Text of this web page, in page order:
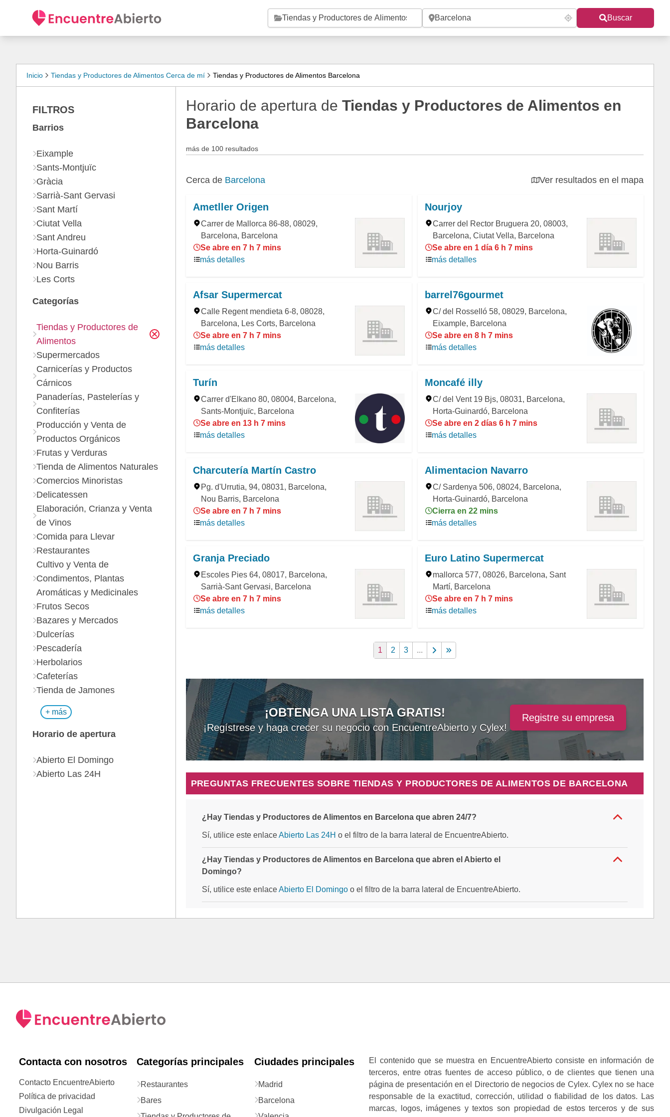
Buscar
Inicio Tiendas y Productores de Alimentos Cerca de mí Tiendas y Productores de Alimentos Barcelona
Horario de apertura de Tiendas y Productores de Alimentos en
Barcelona
más de 100 resultados
Cerca de Barcelona Ver resultados en el mapa
Ametller Origen
Carrer de Mallorca 86-88, 08029,
Barcelona, Barcelona
Se abre en 7 h 7 mins
más detalles
Nourjoy
Carrer del Rector Bruguera 20, 08003,
Barcelona, Ciutat Vella, Barcelona
Se abre en 1 día 6 h 7 mins
más detalles
Afsar Supermercat
Calle Regent mendieta 6-8, 08028,
Barcelona, Les Corts, Barcelona
Se abre en 7 h 7 mins
más detalles
barrel76gourmet
C/ del Rosselló 58, 08029, Barcelona,
Eixample, Barcelona
Se abre en 8 h 7 mins
más detalles
Turín
Carrer d'Elkano 80, 08004, Barcelona,
Sants-Montjuïc, Barcelona
Se abre en 13 h 7 mins
más detalles
Moncafé illy
C/ del Vent 19 Bjs, 08031, Barcelona,
Horta-Guinardó, Barcelona
Se abre en 2 días 6 h 7 mins
más detalles
Charcutería Martín Castro
Pg. d'Urrutia, 94, 08031, Barcelona,
Nou Barris, Barcelona
Se abre en 7 h 7 mins
más detalles
Alimentacion Navarro
C/ Sardenya 506, 08024, Barcelona,
Horta-Guinardó, Barcelona
Cierra en 22 mins
más detalles
Granja Preciado
Escoles Pies 64, 08017, Barcelona,
Sarrià-Sant Gervasi, Barcelona
Se abre en 7 h 7 mins
más detalles
Euro Latino Supermercat
mallorca 577, 08026, Barcelona, Sant
Martí, Barcelona
Se abre en 7 h 7 mins
más detalles
1 2 3 ...
¡OBTENGA UNA LISTA GRATIS!
¡Regístrese y haga crecer su negocio con EncuentreAbierto y Cylex!
Registre su empresa
PREGUNTAS FRECUENTES SOBRE TIENDAS Y PRODUCTORES DE ALIMENTOS DE BARCELONA
¿Hay Tiendas y Productores de Alimentos en Barcelona que abren 24/7?
Sí, utilice este enlace Abierto Las 24H o el filtro de la barra lateral de EncuentreAbierto.
¿Hay Tiendas y Productores de Alimentos en Barcelona que abren el Abierto el
Domingo?
Sí, utilice este enlace Abierto El Domingo o el filtro de la barra lateral de EncuentreAbierto.
FILTROS
Barrios
Eixample
Sants-Montjuïc
Gràcia
Sarrià-Sant Gervasi
Sant Martí
Ciutat Vella
Sant Andreu
Horta-Guinardó
Nou Barris
Les Corts
Categorías
Tiendas y Productores de
Alimentos
Supermercados
Carnicerías y Productos
Cárnicos
Panaderías, Pastelerías y
Confiterías
Producción y Venta de
Productos Orgánicos
Frutas y Verduras
Tienda de Alimentos Naturales
Comercios Minoristas
Delicatessen
Elaboración, Crianza y Venta
de Vinos
Comida para Llevar
Restaurantes
Cultivo y Venta de
Condimentos, Plantas
Aromáticas y Medicinales
Frutos Secos
Bazares y Mercados
Dulcerías
Pescadería
Herbolarios
Cafeterías
Tienda de Jamones
+ más
Horario de apertura
Abierto El Domingo
Abierto Las 24H
Contacta con nosotros
Contacto EncuentreAbierto
Política de privacidad
Divulgación Legal
Categorías principales
Restaurantes
Bares
Ciudades principales
Madrid
Barcelona
El contenido que se muestra en EncuentreAbierto consiste en información de
terceros, entre otras fuentes de acceso público, o de clientes que tienen una
página de presentación en el Directorio de negocios de Cylex. Cylex no se hace
responsable de la exactitud, corrección, utilidad o fiabilidad de los datos. Las
marcas, logos, imágenes y textos son propiedad de estos terceros y de sus